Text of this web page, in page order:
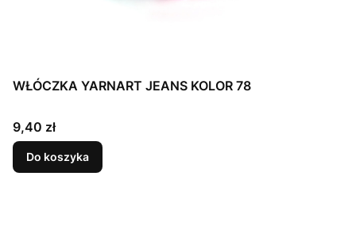
WŁÓCZKA YARNART JEANS KOLOR 78
Cena
9,40 zł
Do koszyka